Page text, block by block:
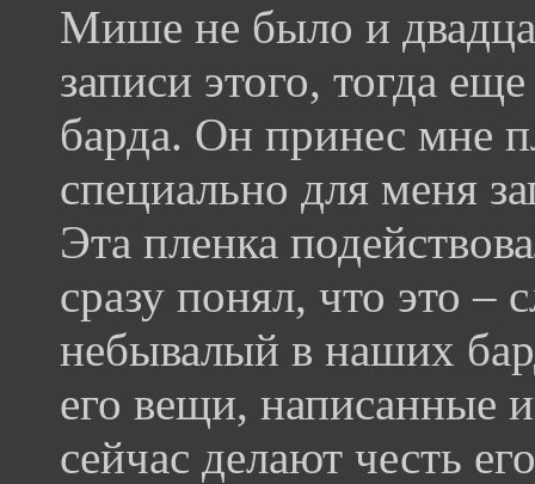
Мише не было и
записи этого, тогда
барда. Он принес мне
специально для меня
Эта пленка
сразу понял, что это –
небывалый в наших
его вещи, написанные
сейчас делают честь